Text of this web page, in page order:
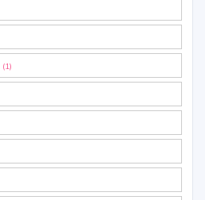
(1)